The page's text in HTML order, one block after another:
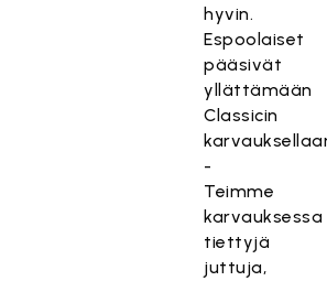
hyvin.
Espoolaiset
pääsivät
yllättämään
Classicin
-
Teimme
karvauksessa
tiettyjä
juttuja,